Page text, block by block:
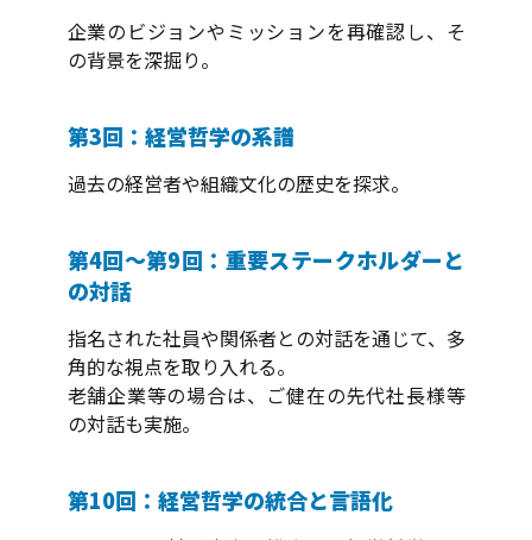
企業のビジョンやミッションを再確認し、そ
の背景を深掘り。
第3回：経営哲学の系譜
過去の経営者や組織文化の歴史を探求。
第4回～第9回：重要ステークホルダーと
の対話
指名された社員や関係者との対話を通じて、多
角的な視点を取り入れる。
老舗企業等の場合は、ご健在の先代社長様等
の対話も実施。
第10回：経営哲学の統合と言語化